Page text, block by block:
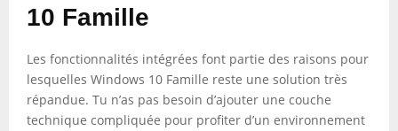
10 Famille
Les fonctionnalités intégrées font partie des raisons pour
lesquelles Windows 10 Famille reste une solution très
répandue. Tu n’as pas besoin d’ajouter une couche
technique compliquée pour profiter d’un environnement